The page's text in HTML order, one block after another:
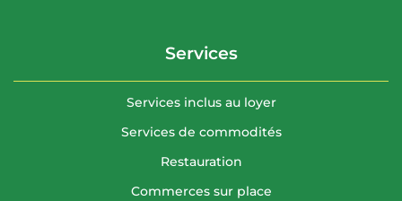
Services
Services inclus au loyer
Services de commodités
Restauration
Commerces sur place